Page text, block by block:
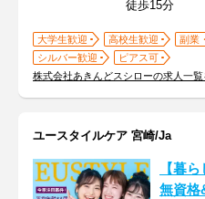
徒歩15分
大学生歓迎 高校生歓迎
副業
シルバー歓迎
ピアス可
株式会社あきんどスシローの求人一覧
ユースタイルケア 宮崎/Ja
【暮
無資格